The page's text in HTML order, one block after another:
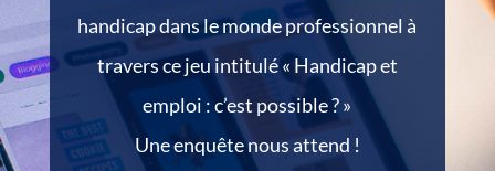
handicap dans le monde professionnel à
travers ce jeu intitulé « Handicap et
emploi : c’est possible ? »
Une enquête nous attend !